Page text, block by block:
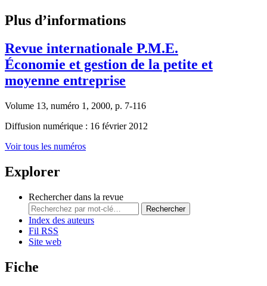
Plus d’informations
Revue internationale P.M.E.
Économie et gestion de la petite et
moyenne entreprise
Volume 13, numéro 1, 2000, p. 7-116
Diffusion numérique : 16 février 2012
Voir tous les numéros
Explorer
Rechercher dans la revue
Rechercher
Index des auteurs
Fil RSS
Site web
Fiche